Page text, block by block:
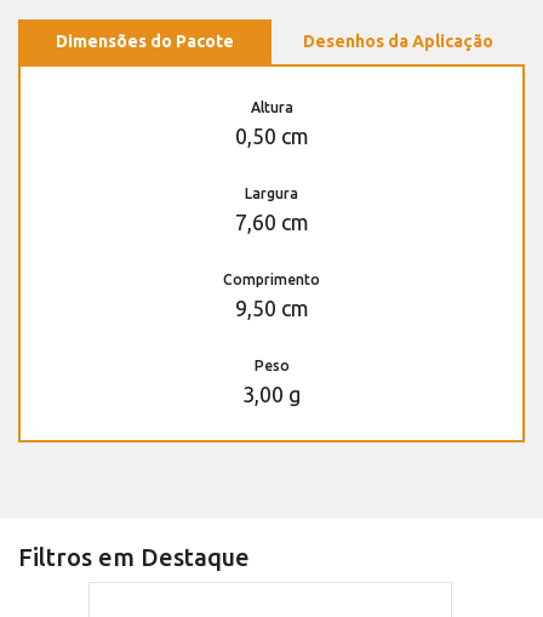
Dimensões do Pacote Desenhos da Aplicação
Altura
0,50 cm
Largura
7,60 cm
Comprimento
9,50 cm
Peso
3,00 g
Filtros em Destaque